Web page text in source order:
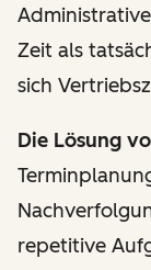
Zeit als
sich
Die Lösung
repetitive